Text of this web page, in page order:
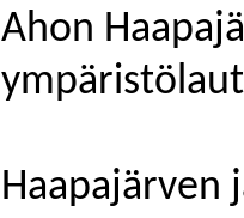
Ahon
Haapajärven